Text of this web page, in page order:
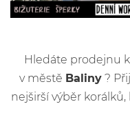
Hledáte prodejnu
v městě Baliny?
nejširší výběr